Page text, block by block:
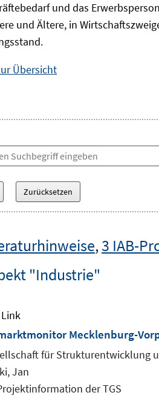
und das
und Ältere, in
Übersicht
,3 IAB-
"Industrie"
Mecklenburg-
für Strukturentwicklung
Jan
der TGS